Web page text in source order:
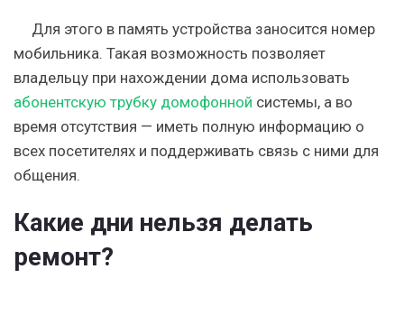
Для этого в память устройства заносится номер
мобильника. Такая возможность позволяет
владельцу при нахождении дома использовать
абонентскую трубку домофонной системы, а во
время отсутствия — иметь полную информацию о
всех посетителях и поддерживать связь с ними для
общения.
Какие дни нельзя делать
ремонт?